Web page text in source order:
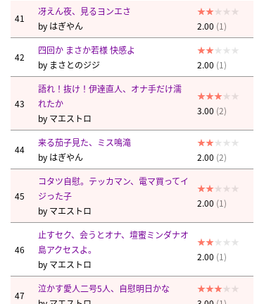
41
冴えん夜、見るヨンエさ
by はぎやん 2.00 (1)
42
四回か まさか若様 快感よ
by まさとのジジ 2.00 (1)
43
語れ！抜け！伊達直人、オナ手だけ濡
れたか
by マエストロ
3.00 (2)
44
来る茄子見た、ミス鳴滝
by はぎやん 2.00 (2)
45
コタツ自慰。テッカマン、電マ買ってイ
ジった子
by マエストロ
2.00 (1)
46
止すセク、会うとオナ、壇蜜ミンダナオ
島アクセスよ。
by マエストロ
2.00 (1)
47
泣かす愛人二号5人、自慰明日かな